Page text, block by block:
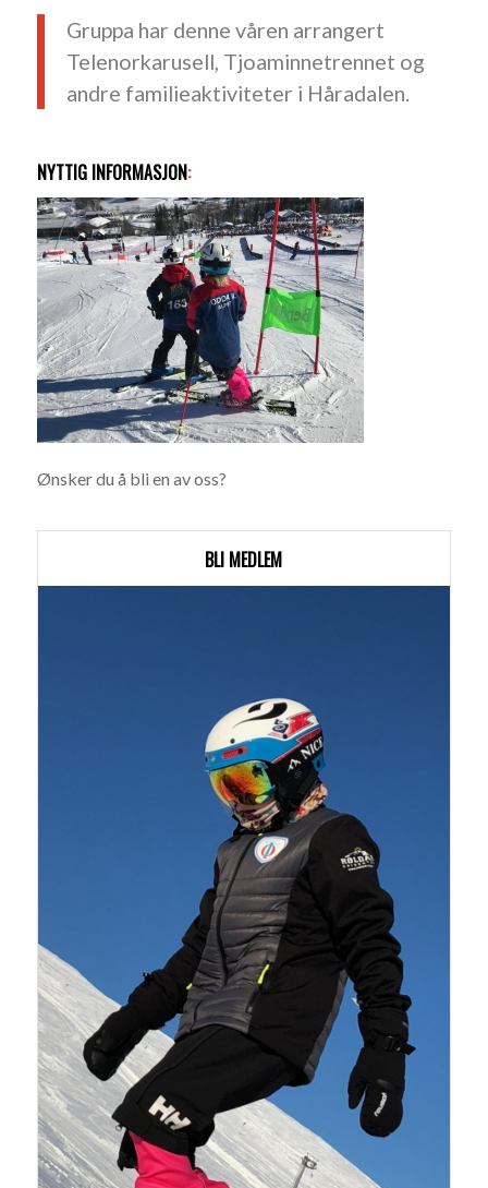
Gruppa har denne våren arrangert
Telenorkarusell, Tjoaminnetrennet og
andre familieaktiviteter i Håradalen.
NYTTIG INFORMASJON:
Ønsker du å bli en av oss?
BLI MEDLEM